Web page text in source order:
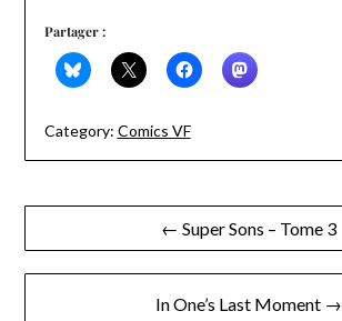
Partager :
Category: Comics VF
Navigation
de
← Super Sons – Tome 3
In One’s Last Moment →